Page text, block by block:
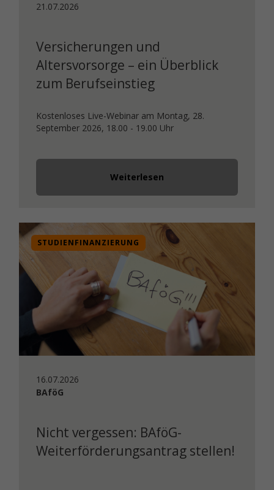
21.07.2026
Versicherungen und
Altersvorsorge – ein Überblick
zum Berufseinstieg
Kostenloses Live-Webinar am Montag, 28.
September 2026, 18.00 - 19.00 Uhr
Weiterlesen
STUDIENFINANZIERUNG
16.07.2026
BAföG
Nicht vergessen: BAföG-
Weiterförderungsantrag stellen!